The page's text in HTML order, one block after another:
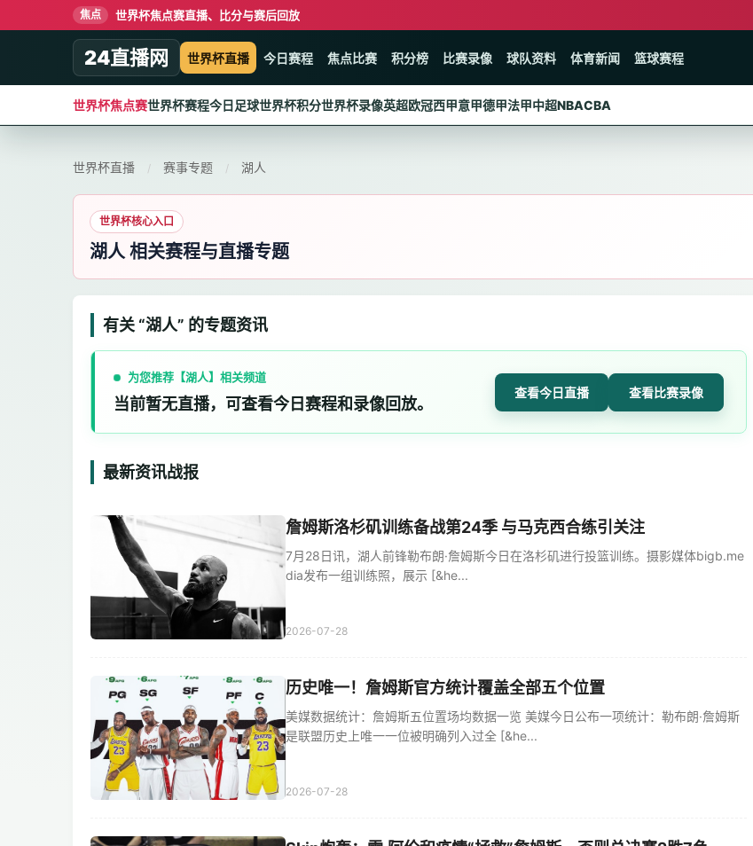
焦点 世界杯焦点赛直播、比分与赛后回放
24直播网 世界杯直播 今日赛程 焦点比赛 积分榜 比赛录像 球队资料 体育新闻 篮球赛程
世界杯焦点赛世界杯赛程今日足球世界杯积分世界杯录像英超欧冠西甲意甲德甲法甲中超NBACBA
世界杯直播 / 赛事专题 / 湖人
世界杯核心入口
湖人 相关赛程与直播专题
有关 “湖人” 的专题资讯
为您推荐【湖人】相关频道
当前暂无直播，可查看今日赛程和录像回放。
查看今日直播 查看比赛录像
最新资讯战报
詹姆斯洛杉矶训练备战第24季 与马克西合练引关注
7月28日讯，湖人前锋勒布朗·詹姆斯今日在洛杉矶进行投篮训练。摄影媒体bigb.me
dia发布一组训练照，展示 [&he...
2026-07-28
历史唯一！詹姆斯官方统计覆盖全部五个位置
美媒数据统计：詹姆斯五位置场均数据一览 美媒今日公布一项统计：勒布朗·詹姆斯
是联盟历史上唯一一位被明确列入过全 [&he...
2026-07-28